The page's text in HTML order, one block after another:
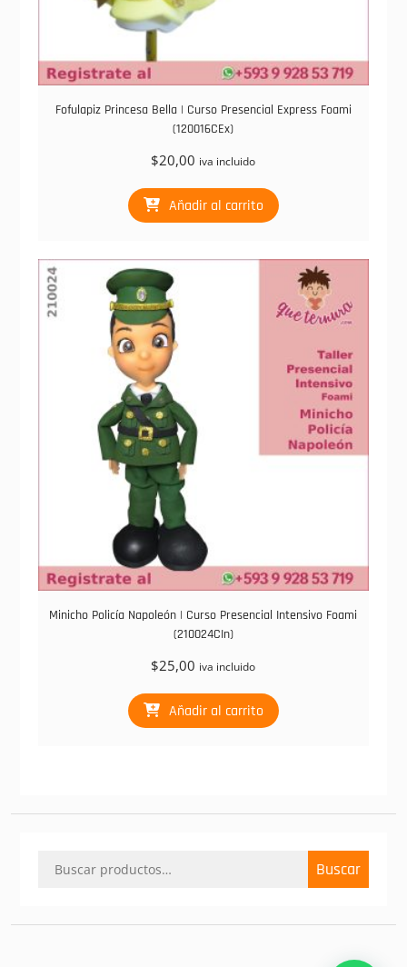
Fofulapiz Princesa Bella | Curso Presencial Express Foami
(120016CEx)
$20,00 iva incluido
Añadir al carrito
Minicho Policía Napoleón | Curso Presencial Intensivo Foami
(210024CIn)
$25,00 iva incluido
Añadir al carrito
por:
Buscar